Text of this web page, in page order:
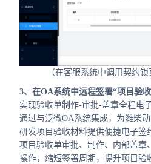
（在客服系统中调用契约锁
3、在OA系统中远程签署“项目验
实现验收单制作-审批-盖章全程电
通过与泛微OA系统集成，为潍柴
研发项目验收材料提供便捷电子签
项目验收单审批、制作、内部盖章
操作，缩短签署周期，提升项目验